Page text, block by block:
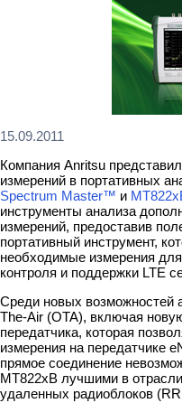
15.09.2011
Компания Anritsu
измерений в портативных
Spectrum Master™ и
инструменты анализа
измерений, предоставив
портативный инструмент,
необходимые измерения
контроля и поддержки LTE
Среди новых возможностей
The-Air (OTA), включая
передатчика, которая
измерения на передатчике
прямое соединение
MT822xB лучшими в
удаленных радиоблоков